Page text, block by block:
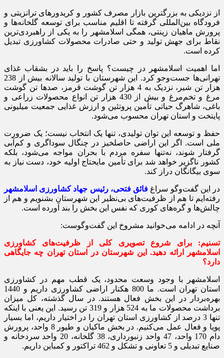
از نزدیکی به بزرگترین بازار مصرف کشور و کریدورهای ترانزیتی و
فرودگاه بین‌المللی گرفته تا اقلیم مناسب برای توسعه گلخانه‌ها و
پرورش ماهیان زینتی، همگی اسلامشهر را به یکی از راهبردی‌ترین
نقاط برای جهش تولید و حتی صادرات محصولات کشاورزی تبدیل
کرده است.
اما اهمیت اسلامشهر در چیست؟ پاسخ را باید در بشقاب غذای
تهرانی‌ها جست‌وجو کرد. این شهرستان با تولید سالانه بیش از 238
هزار تن شیر، نزدیک به 4 هزار تن گوشت قرمز، صدها تن گوشت
مرغ و تخم‌مرغ و بیش از 430 هزار تن انواع محصولات زراعی و
باغی، شاهرگ حیاتی تأمین پروتئین و ارزش غذایی جمعیت میلیونی
پایتخت و استان تهران محسوب می‌شود.
حفظ و توسعه این توان تولیدی، تنها یک انتخاب نیست؛ یک ضرورت
ملی است. اگر این اراضی حاصلخیز در چنگال سوداگری و کم‌آبی
گرفتار شوند، نه‌تنها سفره مردم با بحران مواجه می‌شود، بلکه
کشور ناگزیر خواهد شد برای تأمین مایحتاج اولیه خود، دست نیاز به
سوی بیگانگان دراز کند.
در این گفت‌وگو سراغ فائق فتحی، رئیس جهاد کشاورزی اسلامشهر
رفته‌ایم تا هم از ظرفیت‌های بی‌نظیر این شهرستان بشنویم و هم از
چالش‌ها و گره‌های کوری که نفس این بخش را بند آورده است.
آنچه در ادامه می‌خوانید مشروخ این گفت‌وگوست:
تسنیم: برای شروع تصویری کلی از ظرفیت‌های کشاورزی
اسلامشهر ارائه دهید. این شهرستان در استان تهران چه جایگاهی
دارد؟
اسلامشهر با وجود وسعت محدود، یک قطب مهم در کشاورزی
استان تهران است. ما 800 هکتار اراضی کشاورزی داریم و 1440
بهره‌بردار در این بخش فعال هستند. در سال گذشته، کل میزان
برداشت محصولات ما به 524 هزار و 319 تن رسید. این یعنی با اینکه
تنها 3 درصد از کشاورزی استان تهران را در اختیار داریم، اما بسیار
پویا و فعال عمل می‌کنیم. در بخش ماکیان و طیور 8 واحد، پرورش
دام 170 واحد، 47 واحد زنبورداری، 38 گلخانه، 20 واحد سردخانه و
صنایع تبدیلی و 5 تعاونی و تشکل و 462 تراکتور و کمباین داریم.